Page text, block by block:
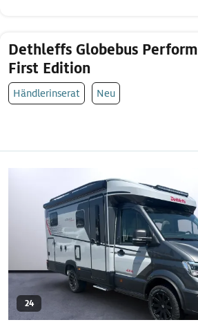
Dethleffs Globebus
First Edition
Händlerinserat Neu
24